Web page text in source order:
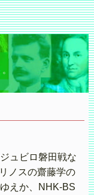
ュビロ磐田戦な
ノスの齋藤学の
えか、NHK-BS